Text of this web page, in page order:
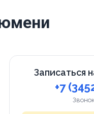
Записаться
+7